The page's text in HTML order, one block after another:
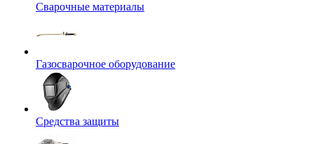
Сварочные материалы
Газосварочное оборудование
Средства защиты